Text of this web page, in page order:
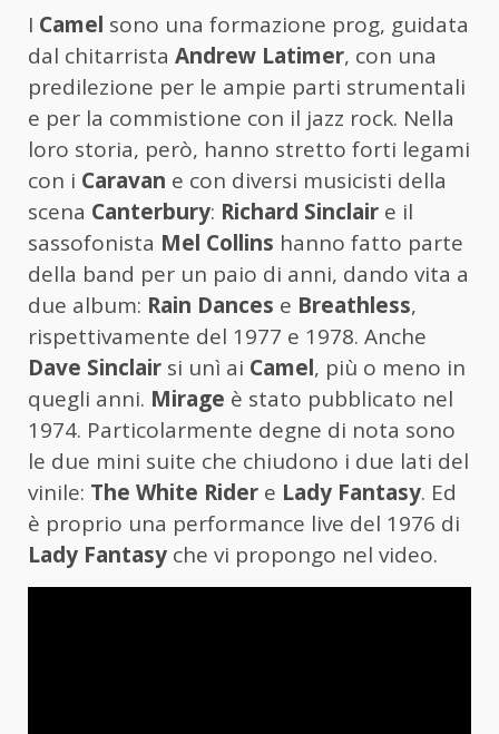
I Camel sono una formazione prog, guidata
dal chitarrista Andrew Latimer, con una
predilezione per le ampie parti strumentali
e per la commistione con il jazz rock. Nella
loro storia, però, hanno stretto forti legami
con i Caravan e con diversi musicisti della
scena Canterbury: Richard Sinclair e il
sassofonista Mel Collins hanno fatto parte
della band per un paio di anni, dando vita a
due album: Rain Dances e Breathless,
rispettivamente del 1977 e 1978. Anche
Dave Sinclair si unì ai Camel, più o meno in
quegli anni. Mirage è stato pubblicato nel
1974. Particolarmente degne di nota sono
le due mini suite che chiudono i due lati del
vinile: The White Rider e Lady Fantasy. Ed
è proprio una performance live del 1976 di
Lady Fantasy che vi propongo nel video.